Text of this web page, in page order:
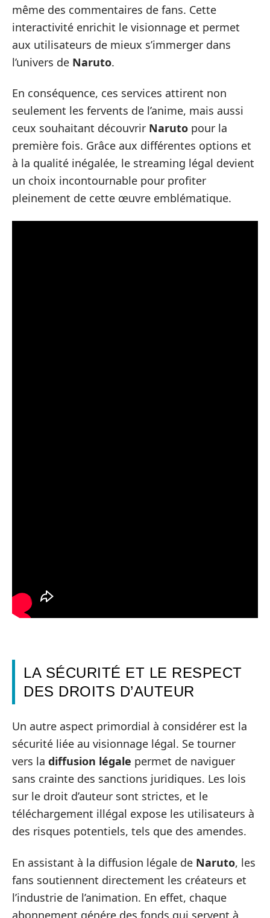
même des commentaires de fans. Cette
interactivité enrichit le visionnage et permet
aux utilisateurs de mieux s’immerger dans
l’univers de Naruto.
En conséquence, ces services attirent non
seulement les fervents de l’anime, mais aussi
ceux souhaitant découvrir Naruto pour la
première fois. Grâce aux différentes options et
à la qualité inégalée, le streaming légal devient
un choix incontournable pour profiter
pleinement de cette œuvre emblématique.
LA SÉCURITÉ ET LE RESPECT
DES DROITS D’AUTEUR
Un autre aspect primordial à considérer est la
sécurité liée au visionnage légal. Se tourner
vers la diffusion légale permet de naviguer
sans crainte des sanctions juridiques. Les lois
sur le droit d’auteur sont strictes, et le
téléchargement illégal expose les utilisateurs à
des risques potentiels, tels que des amendes.
En assistant à la diffusion légale de Naruto, les
fans soutiennent directement les créateurs et
l’industrie de l’animation. En effet, chaque
abonnement génére des fonds qui servent à